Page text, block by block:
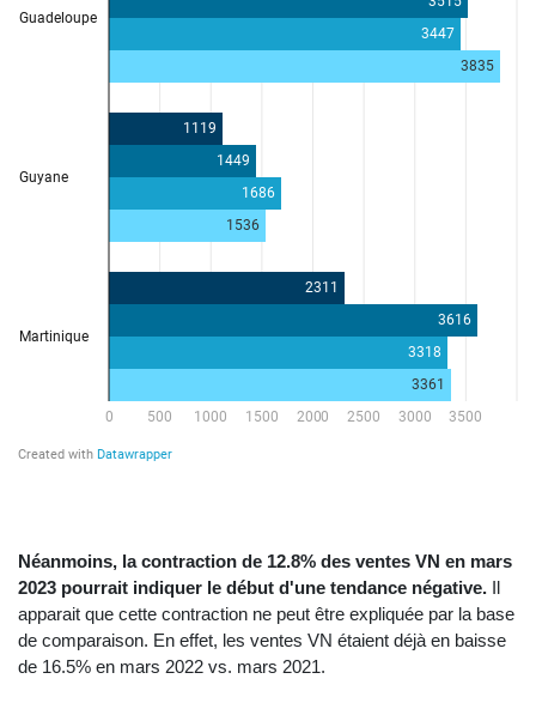
Néanmoins, la contraction de 12.8% des ventes VN en mars
2023 pourrait indiquer le début d'une tendance négative. Il
apparait que cette contraction ne peut être expliquée par la base
de comparaison. En effet, les ventes VN étaient déjà en baisse
de 16.5% en mars 2022 vs. mars 2021.